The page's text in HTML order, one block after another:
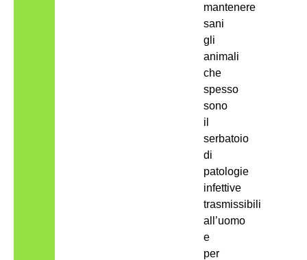
mantenere
sani
gli
animali
che
spesso
sono
il
serbatoio
di
patologie
infettive
trasmissibili
all’uomo
e
per